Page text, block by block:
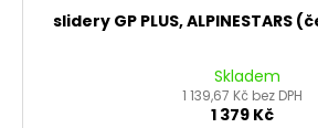
slidery GP PLUS, ALPINESTARS
Skladem
1 139,67 Kč bez DPH
1 379 Kč